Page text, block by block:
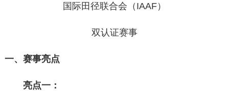
国际田径联合会（IAAF）
双认证赛事
一、赛事亮点
亮点一：